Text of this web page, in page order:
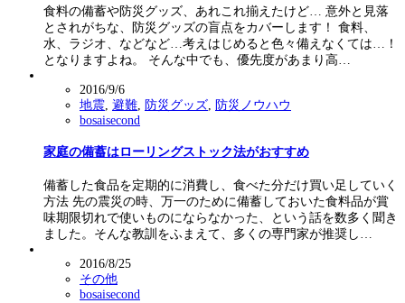
食料の備蓄や防災グッズ、あれこれ揃えたけど… 意外と見落
とされがちな、防災グッズの盲点をカバーします！ 食料、
水、ラジオ、などなど…考えはじめると色々備えなくては…！
となりますよね。 そんな中でも、優先度があまり高…
2016/9/6
地震 避難 防災グッズ
防災ノウハウ
bosaisecond
家庭の備蓄はローリングストック法がおすすめ
備蓄した食品を定期的に消費し、食べた分だけ買い足していく
方法 先の震災の時、万一のために備蓄しておいた食料品が賞
味期限切れで使いものにならなかった、という話を数多く聞き
ました。そんな教訓をふまえて、多くの専門家が推奨し…
2016/8/25
その他
bosaisecond